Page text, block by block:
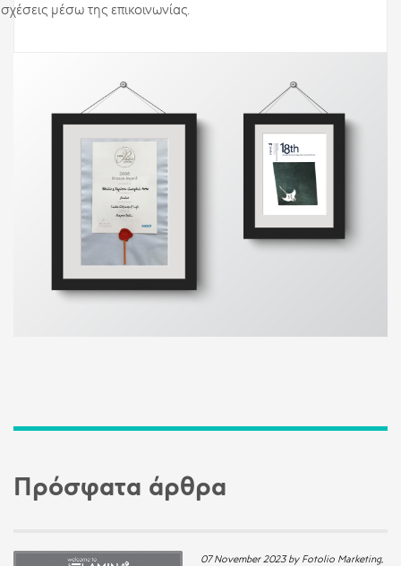
σχέσεις μέσω της επικοινωνίας.
Πρόσφατα άρθρα
07 November 2023 by Fotolio Marketing,